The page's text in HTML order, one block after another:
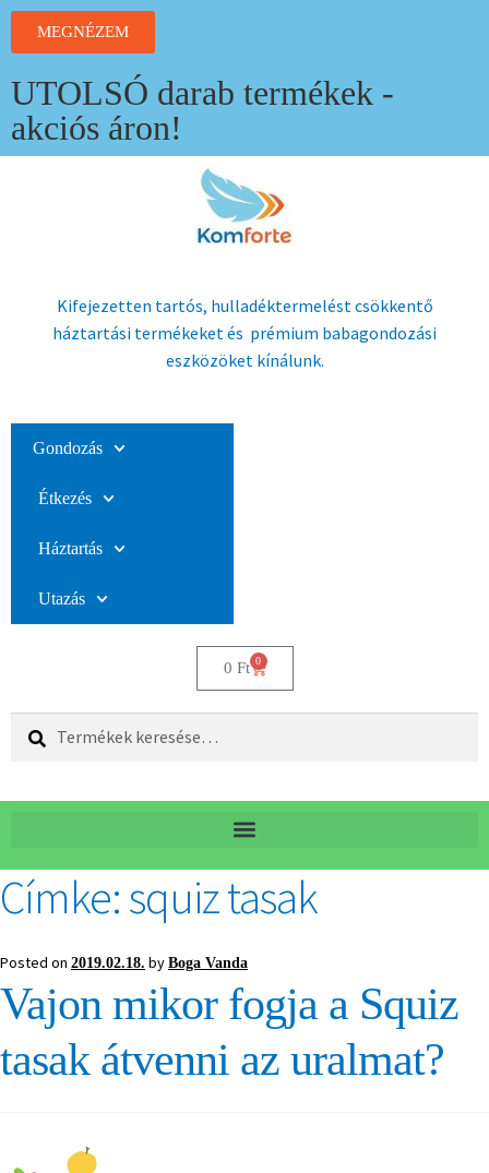
MEGNÉZEM
UTOLSÓ darab termékek -
akciós áron!
Kifejezetten tartós, hulladéktermelést csökkentő
háztartási termékeket és prémium babagondozási
eszközöket kínálunk.
Gondozás
Étkezés
Háztartás
Utazás
0 Ft 0
Keresés
Címke:squiz tasak
Posted on 2019.02.18. by Boga Vanda
Vajon mikor fogja a Squiz
tasak átvenni az uralmat?